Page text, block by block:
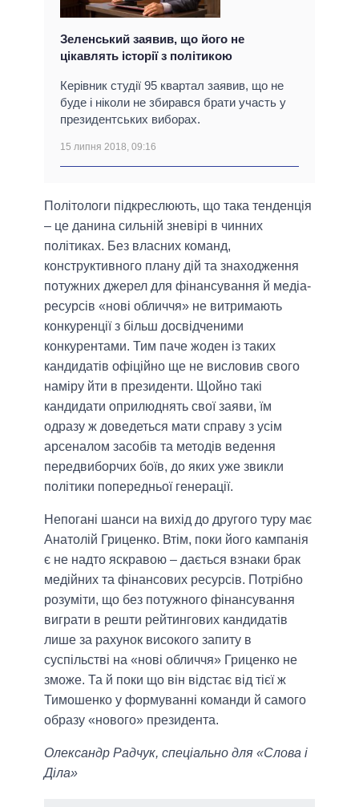
Зеленський заявив, що його не
цікавлять історії з політикою
Керівник студії 95 квартал заявив, що не
буде і ніколи не збирався брати участь у
президентських виборах.
15 липня 2018, 09:16
Політологи підкреслюють, що така тенденція
– це данина сильній зневірі в чинних
політиках. Без власних команд,
конструктивного плану дій та знаходження
потужних джерел для фінансування й медіа-
ресурсів «нові обличчя» не витримають
конкуренції з більш досвідченими
конкурентами. Тим паче жоден із таких
кандидатів офіційно ще не висловив свого
наміру йти в президенти. Щойно такі
кандидати оприлюднять свої заяви, їм
одразу ж доведеться мати справу з усім
арсеналом засобів та методів ведення
передвиборчих боїв, до яких уже звикли
політики попередньої генерації.
Непогані шанси на вихід до другого туру має
Анатолій Гриценко. Втім, поки його кампанія
є не надто яскравою – дається взнаки брак
медійних та фінансових ресурсів. Потрібно
розуміти, що без потужного фінансування
виграти в решти рейтингових кандидатів
лише за рахунок високого запиту в
суспільстві на «нові обличчя» Гриценко не
зможе. Та й поки що він відстає від тієї ж
Тимошенко у формуванні команди й самого
образу «нового» президента.
Олександр Радчук, спеціально для «Слова і
Діла»